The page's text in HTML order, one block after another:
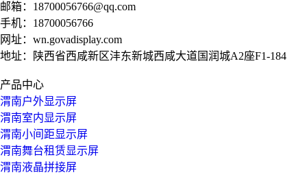
邮箱： 18700056766@qq.com
手机： 18700056766
网址： wn.govadisplay.com
地址：陕西省西咸新区沣东新城西咸大道国润城A2座F1-184
产品中心
渭南户外显示屏
渭南室内显示屏
渭南小间距显示屏
渭南舞台租赁显示屏
渭南液晶拼接屏